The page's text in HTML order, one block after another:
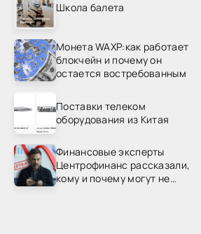
Школа балета
Монета WAXP:как работает
блокчейн и почему он
остается востребованным
Поставки телеком
оборудования из Китая
Финансовые эксперты
Центрофинанс рассказали,
кому и почему могут не